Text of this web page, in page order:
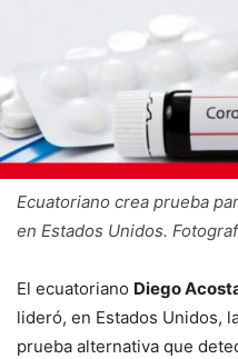
Ecuatoriano crea prueba
en Estados Unidos.
El ecuatoriano Diego
lideró, en Estados Unidos,
prueba alternativa que